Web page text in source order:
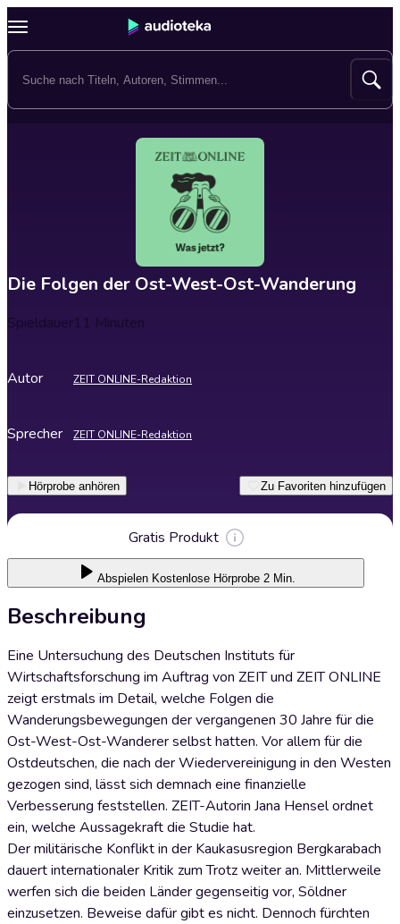
Die Folgen der Ost-West-Ost-Wanderung
Spieldauer11 Minuten
Autor ZEIT ONLINE-Redaktion
Sprecher ZEIT ONLINE-Redaktion
Hörprobe anhören Zu Favoriten hinzufügen
Gratis Produkt
Abspielen Kostenlose Hörprobe 2 Min.
Beschreibung
Eine Untersuchung des Deutschen Instituts für
Wirtschaftsforschung im Auftrag von ZEIT und ZEIT ONLINE
zeigt erstmals im Detail, welche Folgen die
Wanderungsbewegungen der vergangenen 30 Jahre für die
Ost-West-Ost-Wanderer selbst hatten. Vor allem für die
Ostdeutschen, die nach der Wiedervereinigung in den Westen
gezogen sind, lässt sich demnach eine finanzielle
Verbesserung feststellen. ZEIT-Autorin Jana Hensel ordnet
ein, welche Aussagekraft die Studie hat.
Der militärische Konflikt in der Kaukasusregion Bergkarabach
dauert internationaler Kritik zum Trotz weiter an. Mittlerweile
werfen sich die beiden Länder gegenseitig vor, Söldner
einzusetzen. Beweise dafür gibt es nicht. Dennoch fürchten